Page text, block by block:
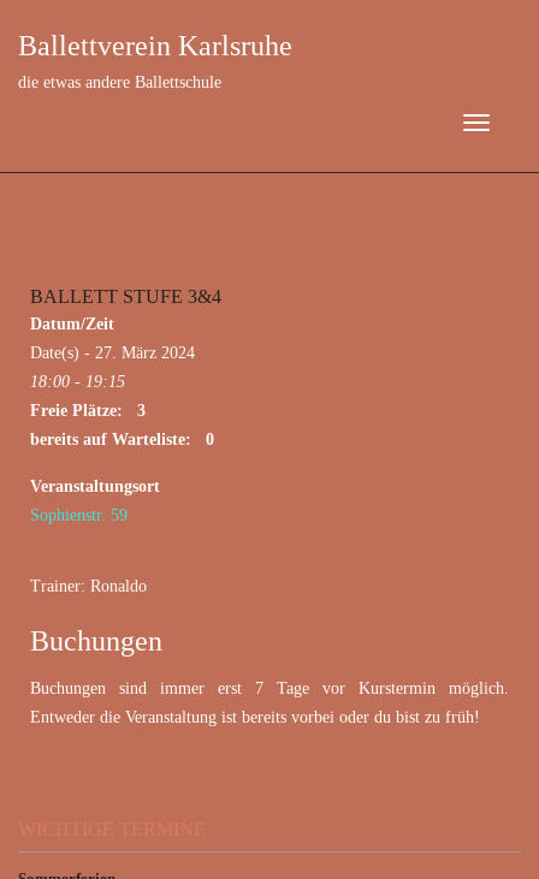
Ballettverein Karlsruhe
die etwas andere Ballettschule
März 27, 2024
BALLETT STUFE 3&4
Datum/Zeit
Date(s) - 27. März 2024
18:00 - 19:15
Freie Plätze: 3
bereits auf Warteliste: 0
Veranstaltungsort
Sophienstr. 59
Trainer: Ronaldo
Buchungen
Buchungen sind immer erst 7 Tage vor Kurstermin möglich.
Entweder die Veranstaltung ist bereits vorbei oder du bist zu früh!
WICHTIGE TERMINE